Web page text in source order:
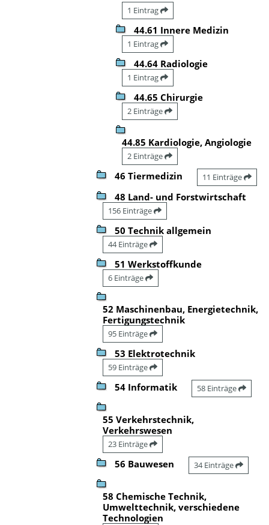
1 Eintrag
44.61 Innere Medizin
1 Eintrag
44.64 Radiologie
1 Eintrag
44.65 Chirurgie
2 Einträge
44.85 Kardiologie, Angiologie
2 Einträge
46 Tiermedizin 11 Einträge
48 Land- und Forstwirtschaft
156 Einträge
50 Technik allgemein
44 Einträge
51 Werkstoffkunde
6 Einträge
52 Maschinenbau, Energietechnik,
Fertigungstechnik
95 Einträge
53 Elektrotechnik
59 Einträge
54 Informatik 58 Einträge
55 Verkehrstechnik,
Verkehrswesen
23 Einträge
56 Bauwesen 34 Einträge
58 Chemische Technik,
Umwelttechnik, verschiedene
Technologien